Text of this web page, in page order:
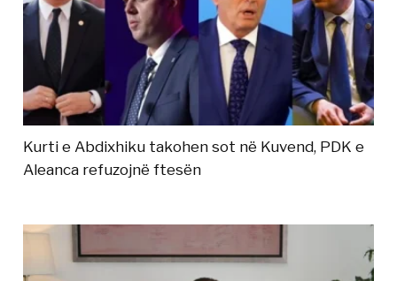
Kurti e Abdixhiku takohen sot në Kuvend, PDK e
Aleanca refuzojnë ftesën